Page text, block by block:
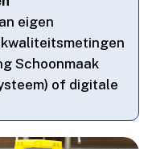
eigen
Schoonmaak
of digitale